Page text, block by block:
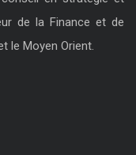
de la Finance et de
le Moyen Orient.